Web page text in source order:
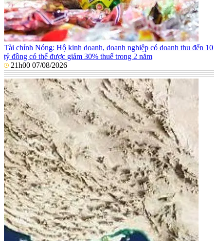
Tài chính Nóng: Hộ kinh doanh, doanh nghiệp có doanh thu đến 10
tỷ đồng có thể được giảm 30% thuế trong 2 năm
21h00 07/08/2026